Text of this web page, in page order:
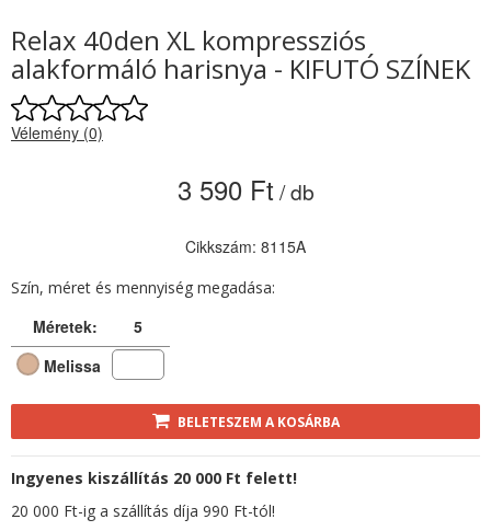
Relax 40den XL kompressziós
alakformáló harisnya - KIFUTÓ SZÍNEK
Vélemény (0)
3 590 Ft / db
Cikkszám: 8115A
Szín, méret és mennyiség megadása:
Méretek:
5
Melissa
BELETESZEM A KOSÁRBA
Ingyenes kiszállítás 20 000 Ft felett!
20 000 Ft-ig a szállítás díja 990 Ft-tól!